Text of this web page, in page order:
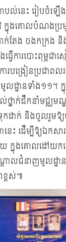
បល់នេះ រៀបចំឡើ
ក្នុងគោលបំណងប្រ
ាក់តែង ចងកក្រង
វើការបោះពុម្ព
ារបង្រៀនប្រជាព
ដ្ឋានទាំង១១។
ល់ថ្នាក់ដឹកនាំមជ្ឈ
ាក់ និងចូលរួមឱ្យប
នេះ ដើម្បីឱ្យឯក
ក្នុងគោលដៅយកទ
តាលជំនាញមូលដ្ឋា
ខ្ពស់៕